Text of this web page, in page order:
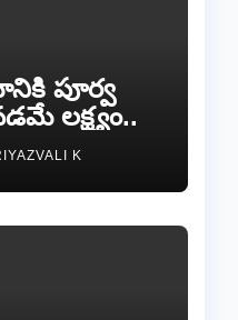
పూర్వ
లక్ష్యం..
K